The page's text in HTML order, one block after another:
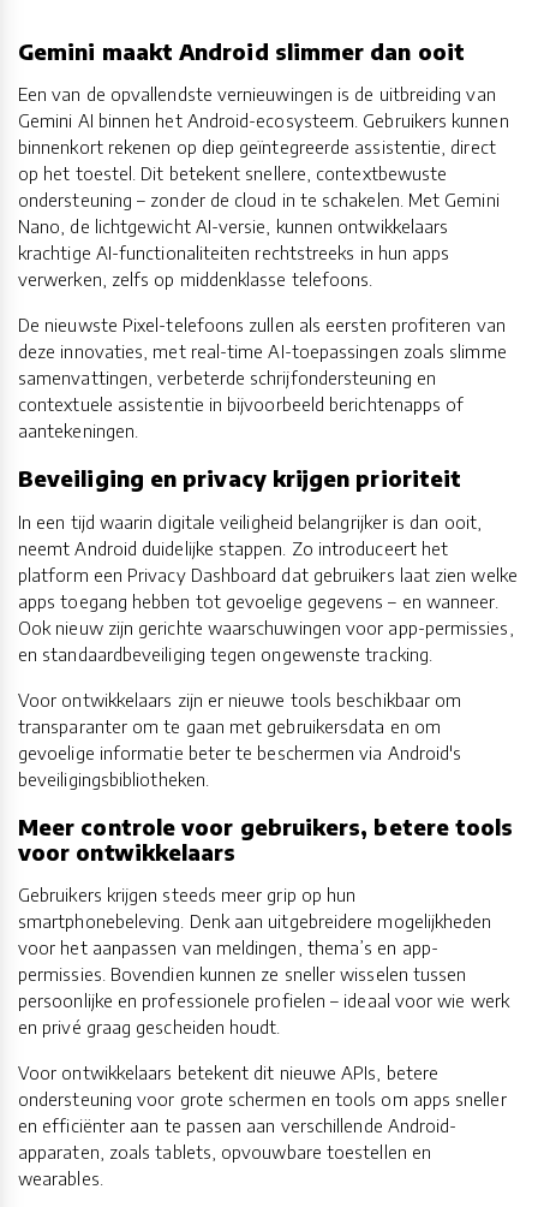
Gemini maakt Android slimmer dan ooit
Een van de opvallendste vernieuwingen is de uitbreiding van
Gemini AI binnen het Android-ecosysteem. Gebruikers kunnen
binnenkort rekenen op diep geïntegreerde assistentie, direct
op het toestel. Dit betekent snellere, contextbewuste
ondersteuning – zonder de cloud in te schakelen. Met Gemini
Nano, de lichtgewicht AI-versie, kunnen ontwikkelaars
krachtige AI-functionaliteiten rechtstreeks in hun apps
verwerken, zelfs op middenklasse telefoons.
De nieuwste Pixel-telefoons zullen als eersten profiteren van
deze innovaties, met real-time AI-toepassingen zoals slimme
samenvattingen, verbeterde schrijfondersteuning en
contextuele assistentie in bijvoorbeeld berichtenapps of
aantekeningen.
Beveiliging en privacy krijgen prioriteit
In een tijd waarin digitale veiligheid belangrijker is dan ooit,
neemt Android duidelijke stappen. Zo introduceert het
platform een Privacy Dashboard dat gebruikers laat zien welke
apps toegang hebben tot gevoelige gegevens – en wanneer.
Ook nieuw zijn gerichte waarschuwingen voor app-permissies,
en standaardbeveiliging tegen ongewenste tracking.
Voor ontwikkelaars zijn er nieuwe tools beschikbaar om
transparanter om te gaan met gebruikersdata en om
gevoelige informatie beter te beschermen via Android's
beveiligingsbibliotheken.
Meer controle voor gebruikers, betere tools
voor ontwikkelaars
Gebruikers krijgen steeds meer grip op hun
smartphonebeleving. Denk aan uitgebreidere mogelijkheden
voor het aanpassen van meldingen, thema’s en app-
permissies. Bovendien kunnen ze sneller wisselen tussen
persoonlijke en professionele profielen – ideaal voor wie werk
en privé graag gescheiden houdt.
Voor ontwikkelaars betekent dit nieuwe APIs, betere
ondersteuning voor grote schermen en tools om apps sneller
en efficiënter aan te passen aan verschillende Android-
apparaten, zoals tablets, opvouwbare toestellen en
wearables.